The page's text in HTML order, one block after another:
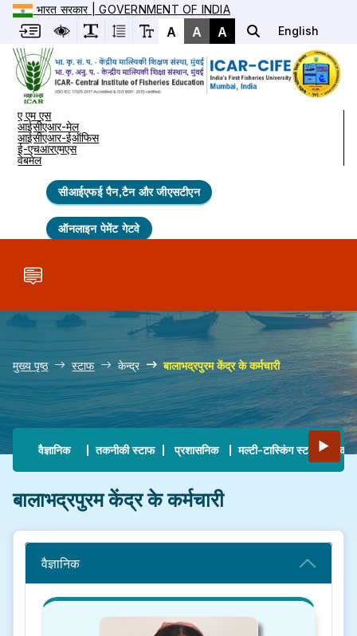
भारत सरकार | GOVERNMENT OF INDIA
A A A English
ए एम एस
आईसीएआर-मेल
आईसीएआर-ईऑफिस
ई-एचआरएमएस
वेबमेल
सीआईएफई पैन,टैन और जीएसटीएन
ऑनलाइन पेमेंट गेटवे
मुख्य पृष्ठ स्टाफ केन्द्र बालाभद्रपुरम केंद्र के कर्मचारी
Main navigation ▶
वैज्ञानिक तकनीकी स्टाफ प्रशासनिक मल्टी-टास्किंग स्टाफ
बालाभद्रपुरम केंद्र के कर्मचारी
वैज्ञानिक